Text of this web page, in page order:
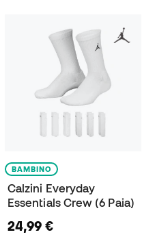
BAMBINO
Calzini Everyday
Essentials Crew (6 Paia)
24,99 €